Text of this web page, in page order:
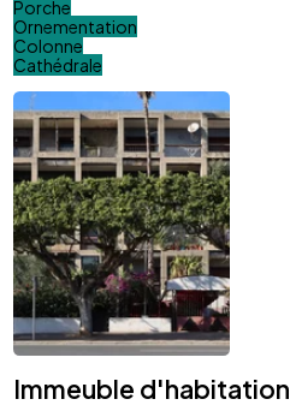
Porche
Ornementation
Colonne
Cathédrale
Immeuble d'habitation